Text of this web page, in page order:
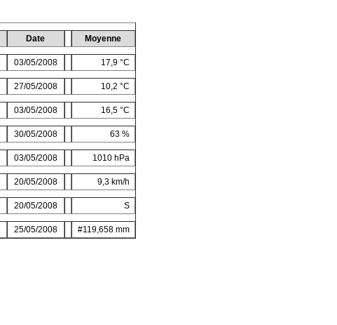
Date Moyenne
03/05/2008 17,9 °C
27/05/2008 10,2 °C
03/05/2008 16,5 °C
30/05/2008 63 %
03/05/2008 1010 hPa
20/05/2008 9,3 km/h
20/05/2008 S
25/05/2008 #119,658 mm